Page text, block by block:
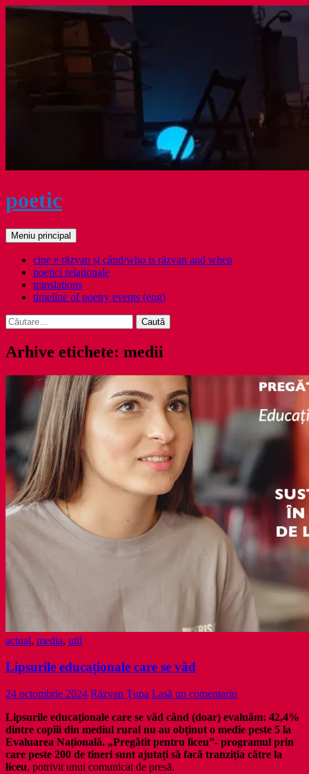
Sari
poetic
Caută
Meniu principal
cine e răzvan și când/who is răzvan and when
poetici relaţionale
translations
timeline of poetry events (eng)
Caută
după:
Arhive etichete: medii
actual, media, util
Lipsurile educaționale care se văd
24 octombrie 2024 Răzvan Țupa Lasă un comentariu
Lipsurile educaționale care se văd când (doar) evaluăm: 42,4%
dintre copiii din mediul rural nu au obținut o medie peste 5 la
Evaluarea Națională. „Pregătit pentru liceu”- programul prin
care peste 200 de tineri sunt ajutați să facă tranziția către la
liceu, potrivit unui comunicat de presă.